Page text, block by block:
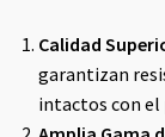
Calidad
garantizan
intactos con el